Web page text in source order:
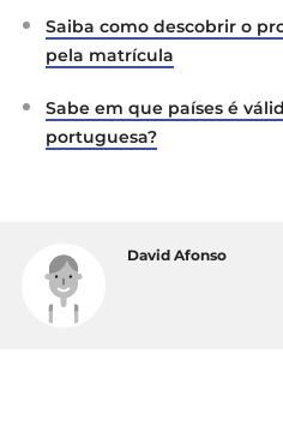
Saiba como descobrir o
pela matrícula
Sabe em que países é
portuguesa?
David Afonso